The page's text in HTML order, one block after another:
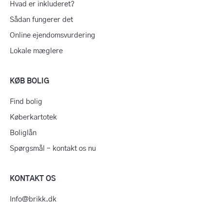
Hvad er inkluderet?
Sådan fungerer det
Online ejendomsvurdering
Lokale mæglere
KØB BOLIG
Find bolig
Køberkartotek
Boliglån
Spørgsmål – kontakt os nu
KONTAKT OS
Info@brikk.dk